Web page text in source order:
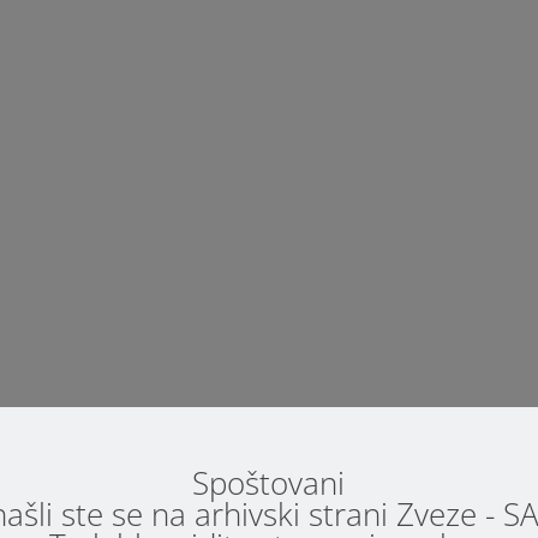
na srečanje, ki je potekalo 15.9.2020, povabil različne
Zvezi za avtizem Slovenije. Srečanja sta se udeležili...
Spoštovani
ste se na arhivski strani Zveze -